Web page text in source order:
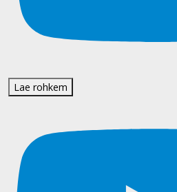
Lae rohkem